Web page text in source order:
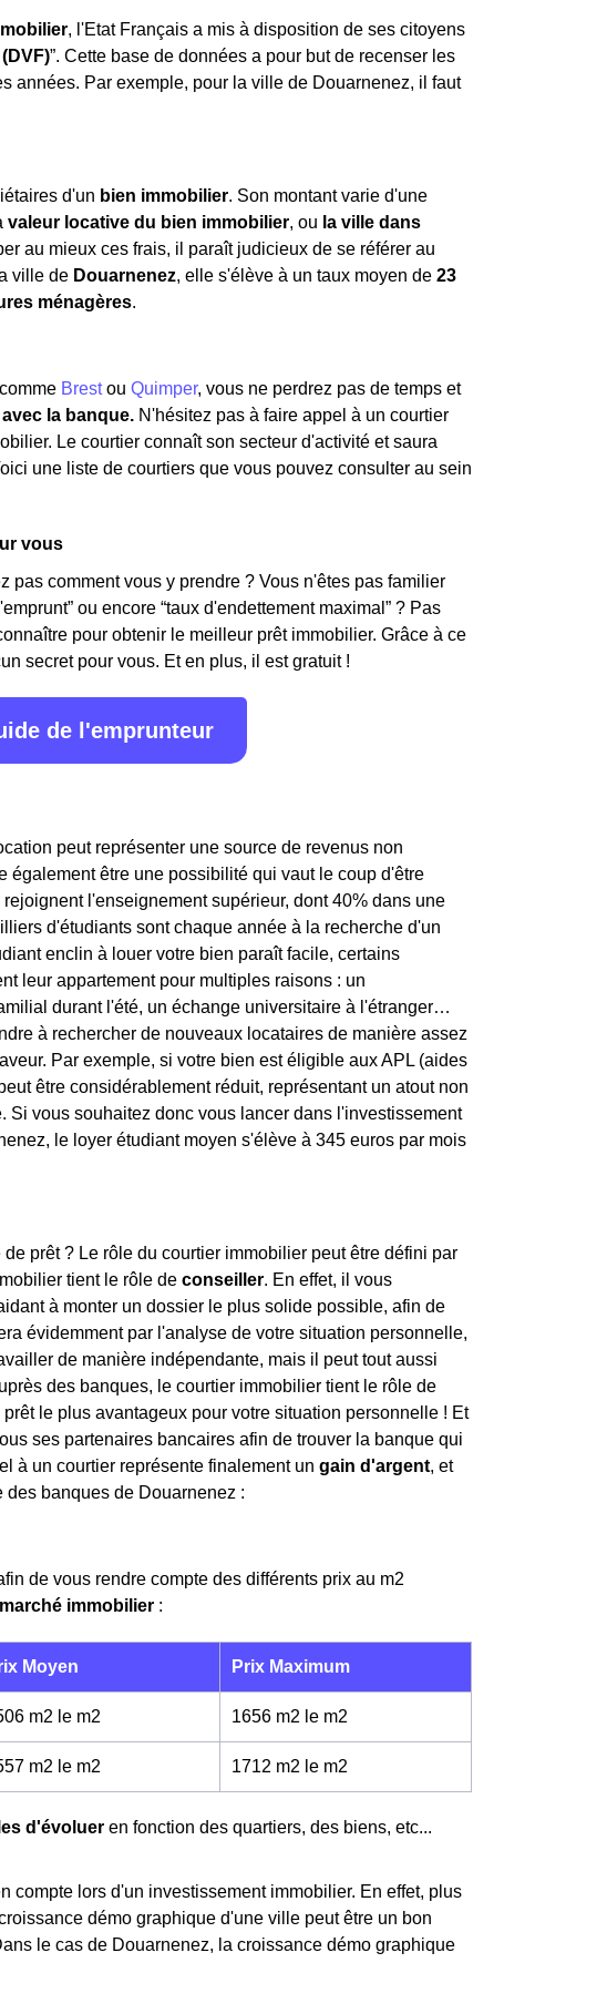
, l'Etat Français a mis à disposition de ses citoyens
”. Cette base de données a pour but de recenser les
années. Par exemple, pour la ville de Douarnenez, il faut
d'un bien immobilier. Son montant varie d'une
valeur locative du bien immobilier, ou la ville dans
au mieux ces frais, il paraît judicieux de se référer au
ville de Douarnenez, elle s'élève à un taux moyen de 23
ménagères.
Brestou Quimper, vous ne perdrez pas de temps et
la banque. N'hésitez pas à faire appel à un courtier
Le courtier connaît son secteur d'activité et saura
une liste de courtiers que vous pouvez consulter au sein
vous
comment vous y prendre ? Vous n'êtes pas familier
ou encore “taux d'endettement maximal” ? Pas
pour obtenir le meilleur prêt immobilier. Grâce à ce
secret pour vous. Et en plus, il est gratuit !
de l'emprunteur
peut représenter une source de revenus non
être une possibilité qui vaut le coup d'être
l'enseignement supérieur, dont 40% dans une
d'étudiants sont chaque année à la recherche d'un
enclin à louer votre bien paraît facile, certains
leur appartement pour multiples raisons : un
durant l'été, un échange universitaire à l'étranger…
à rechercher de nouveaux locataires de manière assez
Par exemple, si votre bien est éligible aux APL (aides
être considérablement réduit, représentant un atout non
vous souhaitez donc vous lancer dans l'investissement
le loyer étudiant moyen s'élève à 345 euros par mois
prêt ? Le rôle du courtier immobilier peut être défini par
tient le rôle de conseiller. En effet, il vous
à monter un dossier le plus solide possible, afin de
évidemment par l'analyse de votre situation personnelle,
de manière indépendante, mais il peut tout aussi
des banques, le courtier immobilier tient le rôle de
prêt le plus avantageux pour votre situation personnelle ! Et
ses partenaires bancaires afin de trouver la banque qui
à un courtier représente finalement un gain d'argent, et
banques de Douarnenez :
de vous rendre compte des différents prix au m2
immobilier :
Moyen Prix Maximum
m2 le m2 1656 m2 le m2
m2 le m2 1712 m2 le m2
d'évoluer en fonction des quartiers, des biens, etc...
compte lors d'un investissement immobilier. En effet, plus
démo graphique d'une ville peut être un bon
le cas de Douarnenez, la croissance démo graphique